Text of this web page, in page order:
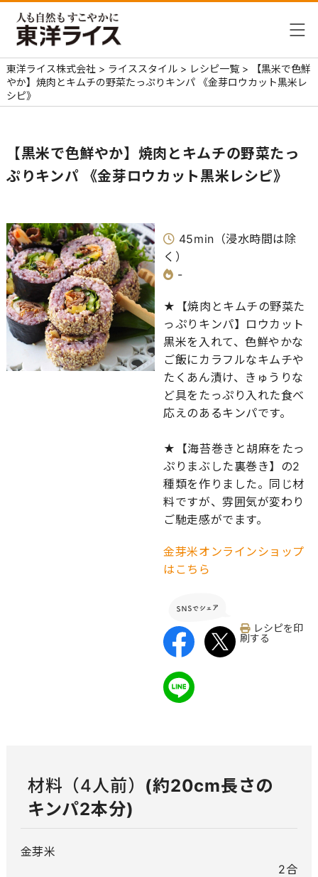
東洋ライス株式会社 > ライススタイル > レシピ一覧 >
【黒米で色鮮
やか】焼肉とキムチの野菜たっぷりキンパ 《金芽ロウカット黒米レ
シピ》
【黒米で色鮮やか】焼肉とキムチの野菜たっ
ぷりキンパ 《金芽ロウカット黒米レシピ》
45min（浸水時間は除
く）
-
★【焼肉とキムチの野菜た
っぷりキンパ】ロウカット
黒米を入れて、色鮮やかな
ご飯にカラフルなキムチや
たくあん漬け、きゅうりな
ど具をたっぷり入れた食べ
応えのあるキンパです。
★【海苔巻きと胡麻をたっ
ぷりまぶした裏巻き】の2
種類を作りました。同じ材
料ですが、雰囲気が変わり
ご馳走感がでます。
金芽米オンラインショップ
はこちら
レシピを印
刷する
材料（4人前） (約20cm長さの
キンパ2本分)
金芽米
2合